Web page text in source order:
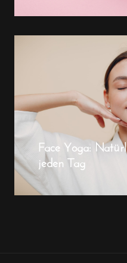
Face Yoga:
jeden Tag